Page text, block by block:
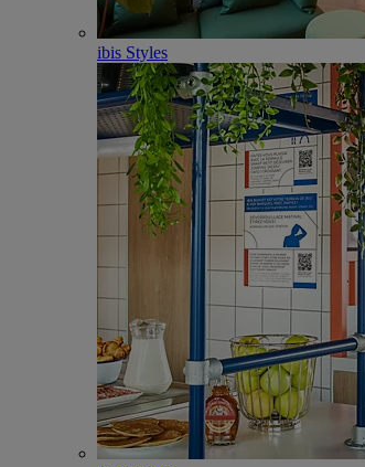
ibis Styles